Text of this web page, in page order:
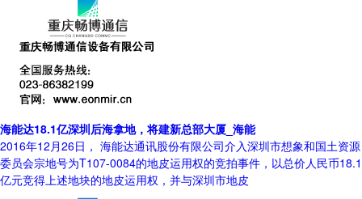
海能达18.1亿深圳后海拿地，将建新总部大厦_海能
2016年12月26日， 海能达通讯股份有限公司介入深圳市想象和国土资源
委员会宗地号为T107-0084的地皮运用权的竞拍事件，以总价人民币18.1
亿元竞得上述地块的地皮运用权，并与深圳市地皮